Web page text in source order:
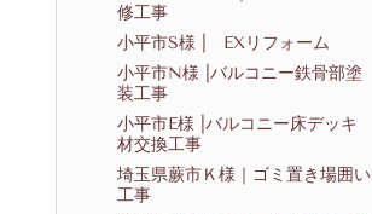
修工事
小平市S様 | EXリフォーム
小平市N様 |バルコニー鉄骨部塗
装工事
小平市E様 |バルコニー床デッキ
材交換工事
埼玉県蕨市Ｋ様｜ゴミ置き場囲い
工事